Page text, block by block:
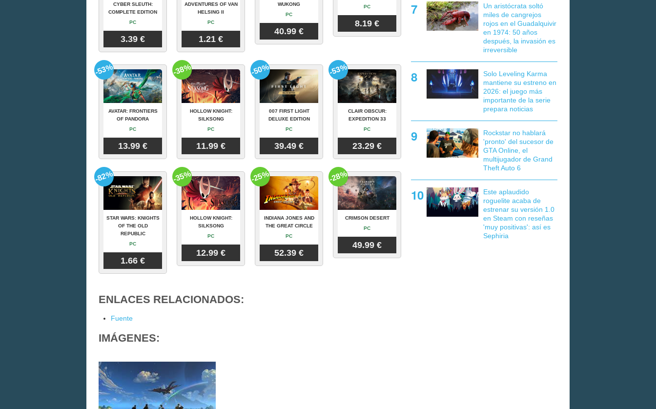
CYBER SLEUTH:
COMPLETE EDITION
PC
3.39 €
ADVENTURES OF VAN
HELSING II
PC
1.21 €
WUKONG
PC
40.99 €
PC
8.19 €
AVATAR: FRONTIERS
OF PANDORA
PC
13.99 €
-53%
HOLLOW KNIGHT:
SILKSONG
PC
11.99 €
-38%
007 FIRST LIGHT
DELUXE EDITION
PC
39.49 €
-50%
CLAIR OBSCUR:
EXPEDITION 33
PC
23.29 €
-53%
STAR WARS: KNIGHTS
OF THE OLD
REPUBLIC
PC
1.66 €
-82%
HOLLOW KNIGHT:
SILKSONG
PC
12.99 €
-35%
INDIANA JONES AND
THE GREAT CIRCLE
PC
52.39 €
-25%
CRIMSON DESERT
PC
49.99 €
-28%
ENLACES RELACIONADOS:
Fuente
IMÁGENES:
Un aristócrata soltó
miles de cangrejos
rojos en el Guadalquivir
en 1974: 50 años
después, la invasión es
irreversible
Solo Leveling Karma
mantiene su estreno en
2026: el juego más
importante de la serie
prepara noticias
Rockstar no hablará
'pronto' del sucesor de
GTA Online, el
multijugador de Grand
Theft Auto 6
Este aplaudido
roguelite acaba de
estrenar su versión 1.0
en Steam con reseñas
'muy positivas': así es
Sephiria